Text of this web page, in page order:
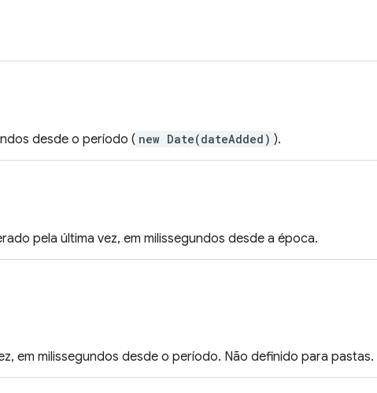
desde o período ( new Date(dateAdded) ).
pela última vez, em milissegundos desde a época.
em milissegundos desde o período. Não definido para pastas.